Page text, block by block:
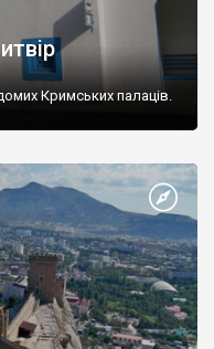
Кримських палаців.